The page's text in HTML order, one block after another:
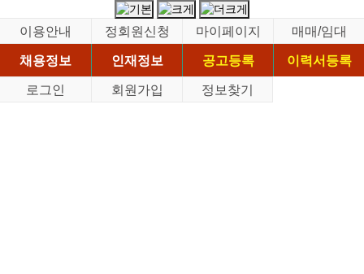
이용안내 정회원신청 마이페이지
매매/임대
채용정보
인재정보 공고등록
이력서등록
로그인
회원가입 정보찾기